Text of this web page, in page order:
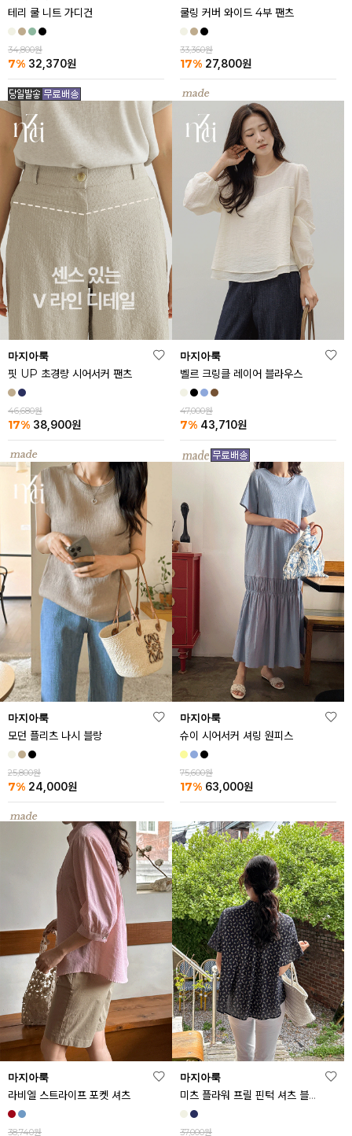
테리 쿨 니트 가디건
34,800원
7% 32,370원
쿨링 커버 와이드 4부 팬츠
33,360원
17% 27,800원
마지아룩
핏 UP 초경량 시어서커 팬츠
46,680원
17% 38,900원
마지아룩
벨르 크링클 레이어 블라우스
47,000원
7% 43,710원
마지아룩
모던 플리츠 나시 블랑
25,800원
7% 24,000원
마지아룩
슈이 시어서커 셔링 원피스
75,600원
17% 63,000원
마지아룩
라비엘 스트라이프 포켓 셔츠
38,740원
마지아룩
미츠 플라워 프릴 핀턱 셔츠 블라우스
37,000원